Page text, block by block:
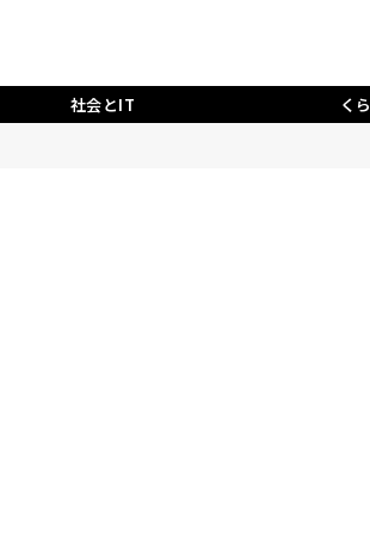
社会とIT く